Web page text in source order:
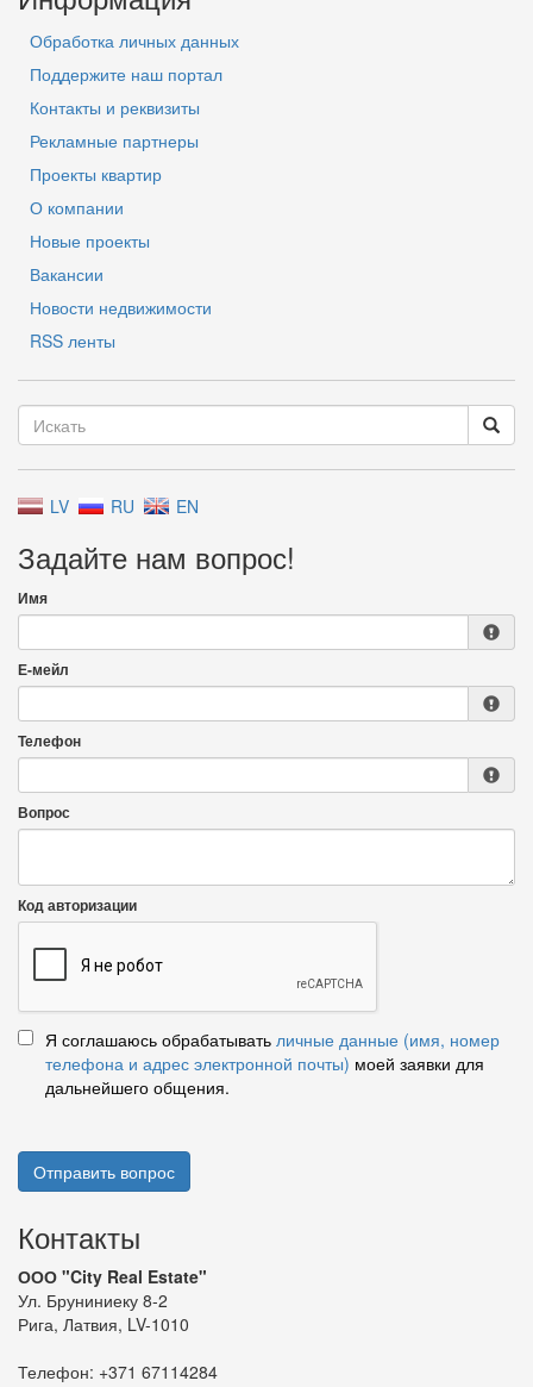
Обработка личных данных
Поддержите наш портал
Контакты и реквизиты
Рекламные партнеры
Проекты квартир
О компании
Новые проекты
Вакансии
Новости недвижимости
RSS ленты
LV RU EN
Задайте нам вопрос!
Имя
Е-мейл
Телефон
Вопрос
Код авторизации
Я соглашаюсь обрабатывать личные данные (имя, номер
телефона и адрес электронной почты) моей заявки для
дальнейшего общения.
Отправить вопрос
Контакты
ООО "City Real Estate"
Ул. Бруниниеку 8-2
Рига, Латвия, LV-1010
Телефон: +371 67114284